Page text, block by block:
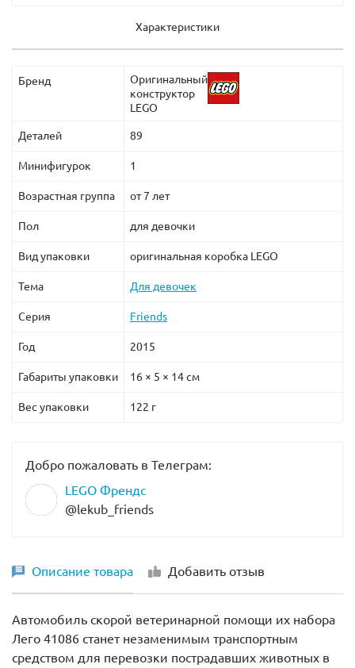
Характеристики
Бренд
Оригинальный
конструктор
LEGO
Деталей 89
Минифигурок 1
Возрастная группа от 7 лет
Пол для девочки
Вид упаковки оригинальная коробка LEGO
Тема Для девочек
Серия Friends
Год 2015
Габариты упаковки 16 × 5 × 14 см
Вес упаковки 122 г
Добро пожаловать в Телеграм:
LEGO Френдс
@lekub_friends
Описание товара Добавить отзыв
Автомобиль скорой ветеринарной помощи их набора
Лего 41086 станет незаменимым транспортным
средством для перевозки пострадавших животных в